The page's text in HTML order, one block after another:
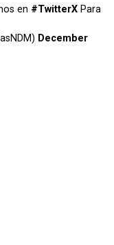
en #TwitterX Para
December